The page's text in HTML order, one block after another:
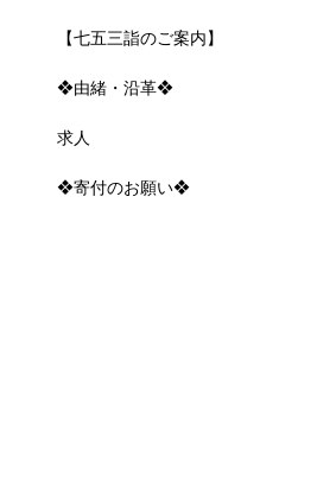
【七五三詣のご案内】
❖由緒・沿革❖
求人
❖寄付のお願い❖